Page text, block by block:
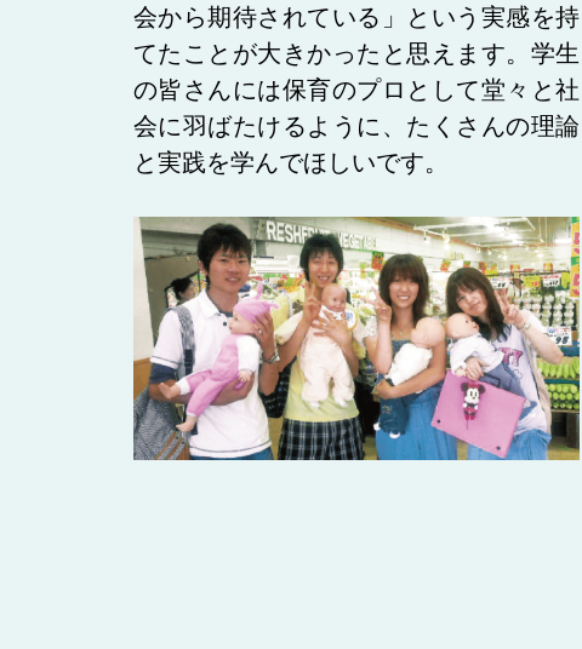
会から期待されている」という実感を持
てたことが大きかったと思えます。学生
の皆さんには保育のプロとして堂々と社
会に羽ばたけるように、たくさんの理論
と実践を学んでほしいです。